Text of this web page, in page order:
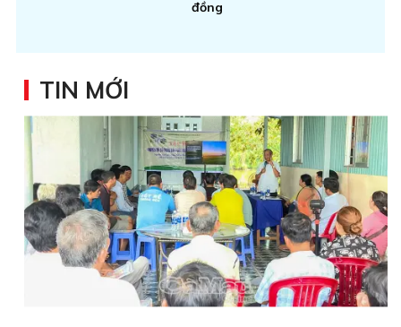
đồng
TIN MỚI